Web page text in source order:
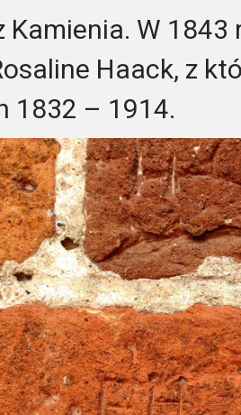
Kamienia. W 1843
Haack, z
1832 – 1914.